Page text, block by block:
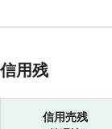
信用残
信用売残